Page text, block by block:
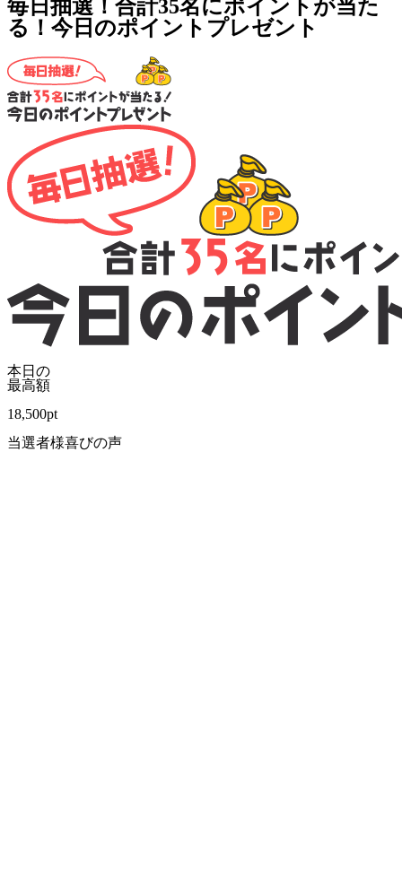
毎日抽選！合計35名にポイントが当た
る！今日のポイントプレゼント
本日の
最高額
18,500pt
当選者様喜びの声